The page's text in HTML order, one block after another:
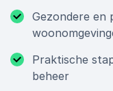
Gezondere en
Praktische
beheer